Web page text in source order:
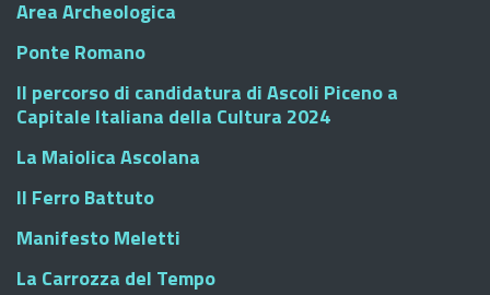
Area Archeologica
Ponte Romano
Il percorso di candidatura di Ascoli Piceno a
Capitale Italiana della Cultura 2024
La Maiolica Ascolana
Il Ferro Battuto
Manifesto Meletti
La Carrozza del Tempo